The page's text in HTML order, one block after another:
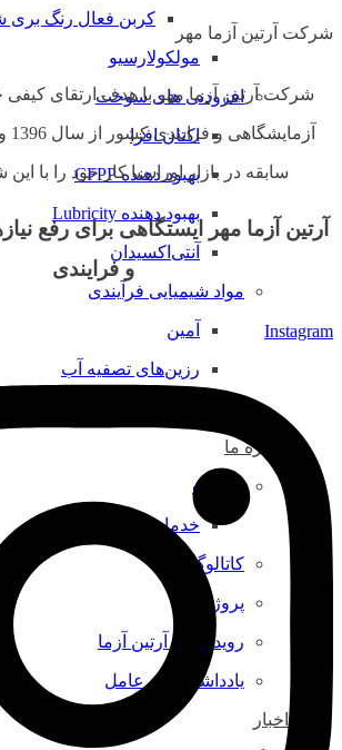
کربن فعال رنگ بری
مولکولارسیو
افزودنی های سوخت
اکتان افزا
بهبود دهنده CFPP
بهبود دهنده Lubricity
آنتی‌اکسیدان
مواد شیمیایی فرآیندی
آمین
رزین‌های تصفیه آب
درباره ما
خدمات
خدمات آزمایشگاهی
کاتالوگ
پروژه ها
رویدادهای آرتین آزما
یادداشت مدیرعامل
اخبار
شرکت آرتین آزما مهر
شرکت آرتین آزما مهر با هدف ارتقای
سابقه در بازار اوراسیا کار خود را با این
آرتین آزما مهر ایستگاهی برای رفع
و فرایندی
Instagram